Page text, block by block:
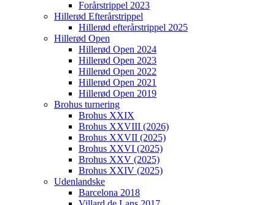
Forårstrippel 2023
Hillerød Efterårstrippel
Hillerød efterårstrippel 2025
Hillerød Open
Hillerød Open 2024
Hillerød Open 2023
Hillerød Open 2022
Hillerød Open 2021
Hillerød Open 2019
Brohus turnering
Brohus XXIX
Brohus XXVIII (2026)
Brohus XXVII (2025)
Brohus XXVI (2025)
Brohus XXV (2025)
Brohus XXIV (2025)
Udenlandske
Barcelona 2018